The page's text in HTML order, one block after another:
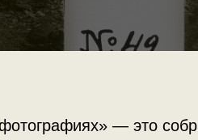
— это
дороги